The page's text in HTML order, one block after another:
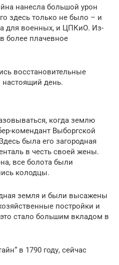
нанесла большой урон
здесь только не было – и
для военных, и ЦПКиО. Из-
более плачевное
восстановительные
настоящий день.
когда землю
комендант Выборгской
была его загородная
в честь своей жены.
все болота были
колодцы.
земля и были высажены
постройки и
стало большим вкладом в
в 1790 году, сейчас